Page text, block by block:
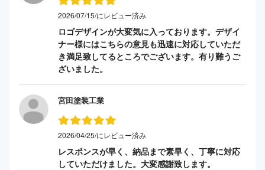
2026/07/15/にレビュー済み
ロゴデザインが大変気に入っております。デザイ
ナー様にはこちらの意見も迅速に対応していただ
き満足致してるところでございます。有り難うご
ざいました。
宮田塗装工業
2026/04/25/にレビュー済み
レスポンスが早く、納品まで素早く、丁寧に対応
していただけました。大変感謝致します。